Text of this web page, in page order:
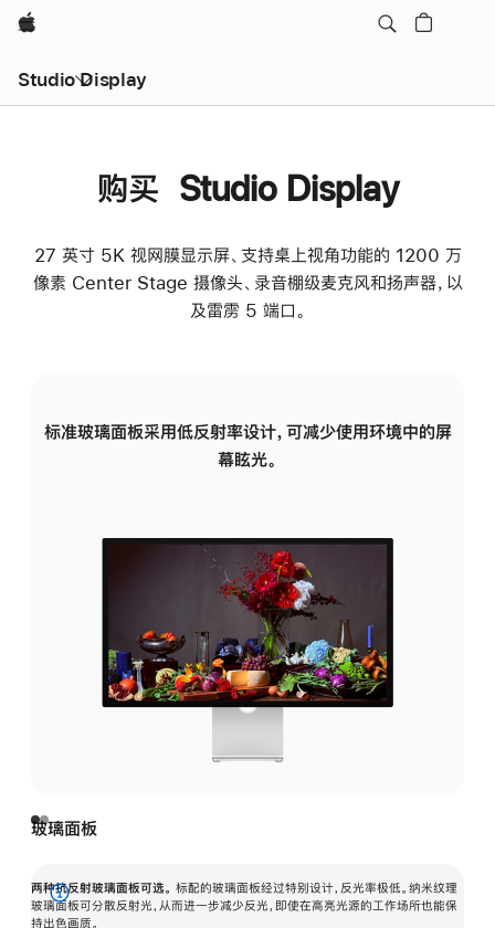
Apple
Studio Display
购买 Studio Display
27 英寸 5K 视网膜显示屏、支持桌上视角功能的 1200 万
像素 Center Stage 摄像头、录音棚级麦克风和扬声器，以
及雷雳 5 端口。
标准玻璃面板采用低反射率设计，可减少使用环境中的屏
幕眩光。
玻璃面板
两种抗反射玻璃面板可选。 标配的玻璃面板经过特别设计，反光率极低。纳米纹理
玻璃面板可分散反射光，从而进一步减少反光，即使在高亮光源的工作场所也能保
持出色画质。
展